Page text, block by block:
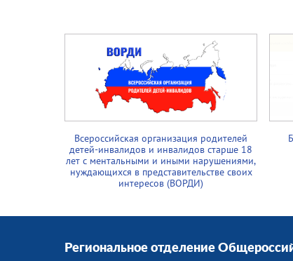
Всероссийская организация родителей
детей-инвалидов и инвалидов старше 18
лет с ментальными и иными нарушениями,
нуждающихся в представительстве своих
интересов (ВОРДИ)
Региональное отделение